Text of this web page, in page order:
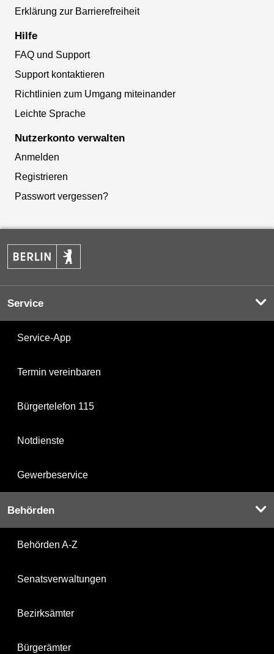
Erklärung zur Barrierefreiheit
Hilfe
FAQ und Support
Support kontaktieren
Richtlinien zum Umgang miteinander
Leichte Sprache
Nutzerkonto verwalten
Anmelden
Registrieren
Passwort vergessen?
Service
Service-App
Termin vereinbaren
Bürgertelefon 115
Notdienste
Gewerbeservice
Behörden
Behörden A-Z
Senatsverwaltungen
Bezirksämter
Bürgerämter